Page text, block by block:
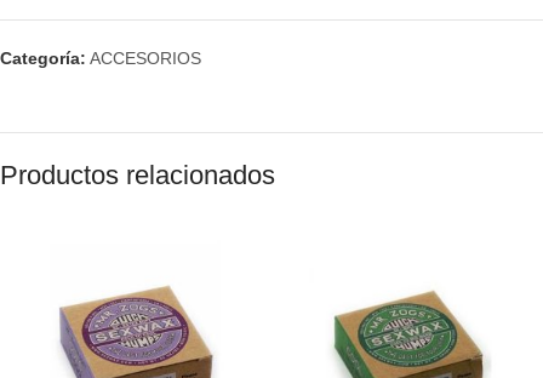
Categoría: ACCESORIOS
Productos relacionados